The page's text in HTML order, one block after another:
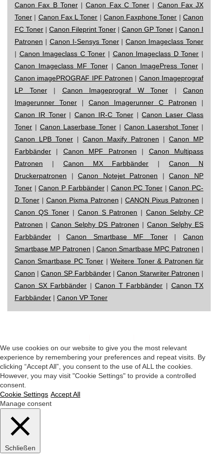
Canon Fax B Toner|Canon Fax C Toner | Canon Fax JX
Toner | Canon Fax L Toner | Canon Faxphone Toner |Canon
FC Toner | Canon Fileprint Toner | Canon GP Toner | Canon I
Patronen | Canon I-Sensys Toner|Canon Imageclass Toner
| Canon Imageclass C Toner | Canon Imageclass D Toner |
Canon Imageclass MF Toner|Canon ImagePress Toner |
Canon imagePROGRAF IPF Patronen | Canon Imageprograf
LP Toner| Canon Imageprograf W Toner | Canon
Imagerunner Toner | Canon Imagerunner C Patronen |
Canon IR Toner|Canon IR-C Toner|Canon Laser Class
Toner | Canon Laserbase Toner | Canon Lasershot Toner |
Canon LPB Toner | Canon Maxify Patronen | Canon MP
Farbbänder | Canon MPF Patronen | Canon Multipass
Patronen | Canon MX Farbbänder |Canon N
Druckerpatronen |Canon Notejet Patronen |Canon NP
Toner |Canon P Farbbänder| Canon PC Toner |Canon PC-
D Toner| Canon Pixma Patronen |CANON Pixus Patronen |
Canon QS Toner| Canon S Patronen |Canon Selphy CP
Patronen | Canon Selphy DS Patronen |Canon Selphy ES
Farbbänder |Canon Smartbase MF Toner|Canon
Smartbase MP Patronen | Canon Smartbase MPC Patronen |
Canon Smartbase PC Toner |Weitere Toner & Patronen für
Canon |Canon SP Farbbänder|Canon Starwriter Patronen |
Canon SX Farbbänder |Canon T Farbbänder | Canon TX
Farbbänder | Canon VP Toner
We use cookies on our website to give you the most relevant
experience by remembering your preferences and repeat visits. By
clicking “Accept All”, you consent to the use of ALL the cookies.
However, you may visit "Cookie Settings" to provide a controlled
consent.
Cookie Settings Accept All
Manage consent
Schließen